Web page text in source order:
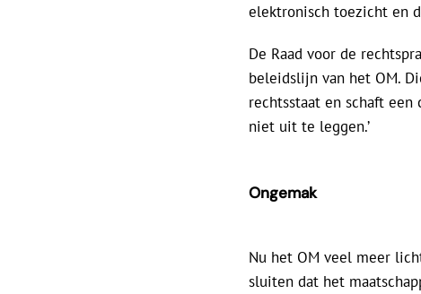
elektronisch toezicht en
De Raad voor de
beleidslijn van het OM.
rechtsstaat en schaft een
niet uit te leggen.’
Ongemak
Nu het OM veel meer
sluiten dat het